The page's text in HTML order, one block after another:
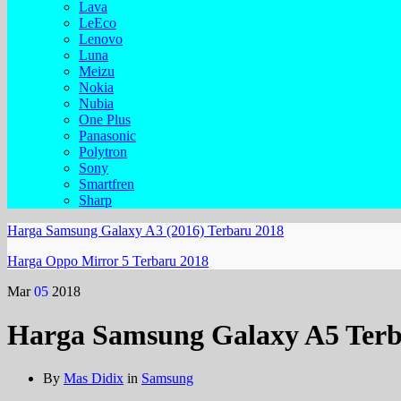
Lava
LeEco
Lenovo
Luna
Meizu
Nokia
Nubia
One Plus
Panasonic
Polytron
Sony
Smartfren
Sharp
Harga Samsung Galaxy A3 (2016) Terbaru 2018
Harga Oppo Mirror 5 Terbaru 2018
Mar 05 2018
Harga Samsung Galaxy A5
By Mas Didix in Samsung